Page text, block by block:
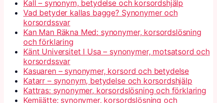
Kall – synonym, betydelse och korsordshjälp
Vad betyder kallas bagge? Synonymer och
korsordssvar
Kan Man Räkna Med: synonymer, korsordslösning
och förklaring
Känt Universitet I Usa – synonymer, motsatsord och
korsordssvar
Kasuaren – synonymer, korsord och betydelse
Katarr – synonym, betydelse och korsordshjälp
Kattras: synonymer, korsordslösning och förklaring
Kemijätte: synonymer, korsordslösning och